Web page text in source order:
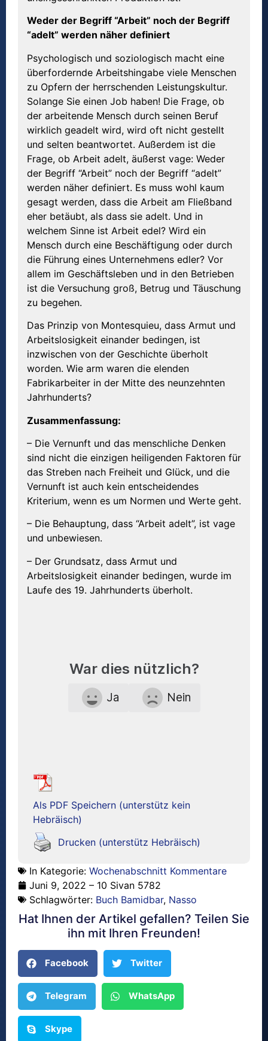
Weder der Begriff “Arbeit” noch der Begriff
“adelt” werden näher definiert
Psychologisch und soziologisch macht eine
überfordernde Arbeitshingabe viele Menschen
zu Opfern der herrschenden Leistungskultur.
Solange Sie einen Job haben! Die Frage, ob
der arbeitende Mensch durch seinen Beruf
wirklich geadelt wird, wird oft nicht gestellt
und selten beantwortet. Außerdem ist die
Frage, ob Arbeit adelt, äußerst vage: Weder
der Begriff “Arbeit” noch der Begriff “adelt”
werden näher definiert. Es muss wohl kaum
gesagt werden, dass die Arbeit am Fließband
eher betäubt, als dass sie adelt. Und in
welchem Sinne ist Arbeit edel? Wird ein
Mensch durch eine Beschäftigung oder durch
die Führung eines Unternehmens edler? Vor
allem im Geschäftsleben und in den Betrieben
ist die Versuchung groß, Betrug und Täuschung
zu begehen.
Das Prinzip von Montesquieu, dass Armut und
Arbeitslosigkeit einander bedingen, ist
inzwischen von der Geschichte überholt
worden. Wie arm waren die elenden
Fabrikarbeiter in der Mitte des neunzehnten
Jahrhunderts?
Zusammenfassung:
– Die Vernunft und das menschliche Denken
sind nicht die einzigen heiligenden Faktoren für
das Streben nach Freiheit und Glück, und die
Vernunft ist auch kein entscheidendes
Kriterium, wenn es um Normen und Werte geht.
– Die Behauptung, dass “Arbeit adelt”, ist vage
und unbewiesen.
– Der Grundsatz, dass Armut und
Arbeitslosigkeit einander bedingen, wurde im
Laufe des 19. Jahrhunderts überholt.
War dies nützlich?
Ja Nein
Als PDF Speichern (unterstütz kein
Hebräisch)
Drucken (unterstütz Hebräisch)
In Kategorie: Wochenabschnitt Kommentare
Juni 9, 2022 – 10 Sivan 5782
Schlagwörter: Buch Bamidbar, Nasso
Hat Ihnen der Artikel gefallen? Teilen Sie
ihn mit Ihren Freunden!
Facebook Twitter
Telegram WhatsApp
Skype